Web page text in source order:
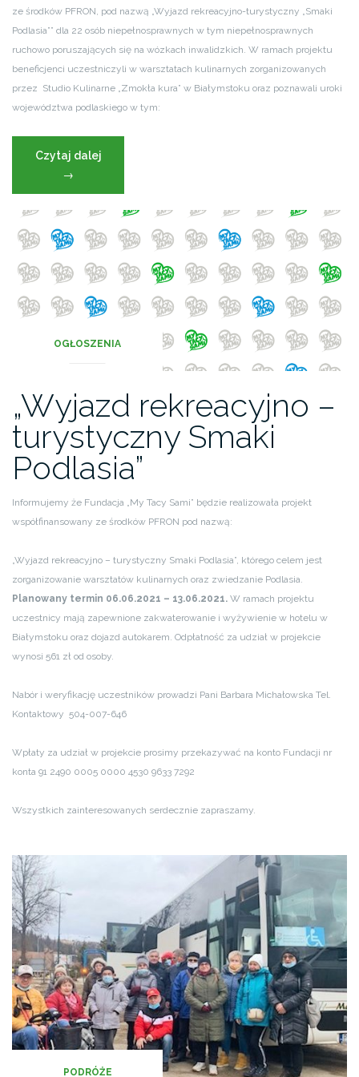
ze środków PFRON, pod nazwą „Wyjazd rekreacyjno-turystyczny „Smaki
Podlasia”” dla 22 osób niepełnosprawnych w tym niepełnosprawnych
ruchowo poruszających się na wózkach inwalidzkich. W ramach projektu
beneficjenci uczestniczyli w warsztatach kulinarnych zorganizowanych
przez Studio Kulinarne „Zmokła kura” w Białymstoku oraz poznawali uroki
województwa podlaskiego w tym:
Czytaj dalej„Smaki
→
OGŁOSZENIA
„Wyjazd rekreacyjno –
turystyczny Smaki
Podlasia”
Informujemy że Fundacja „My Tacy Sami” będzie realizowała projekt
współfinansowany ze środków PFRON pod nazwą:
„Wyjazd rekreacyjno – turystyczny Smaki Podlasia”, którego celem jest
zorganizowanie warsztatów kulinarnych oraz zwiedzanie Podlasia.
Planowany termin 06.06.2021 – 13.06.2021. W ramach projektu
uczestnicy mają zapewnione zakwaterowanie i wyżywienie w hotelu w
Białymstoku oraz dojazd autokarem. Odpłatność za udział w projekcie
wynosi 561 zł od osoby.
Nabór i weryfikację uczestników prowadzi Pani Barbara Michałowska Tel.
Kontaktowy 504-007-646
Wpłaty za udział w projekcie prosimy przekazywać na konto Fundacji nr
konta 91 2490 0005 0000 4530 9633 7292
Wszystkich zainteresowanych serdecznie zapraszamy.
PODRÓŻE